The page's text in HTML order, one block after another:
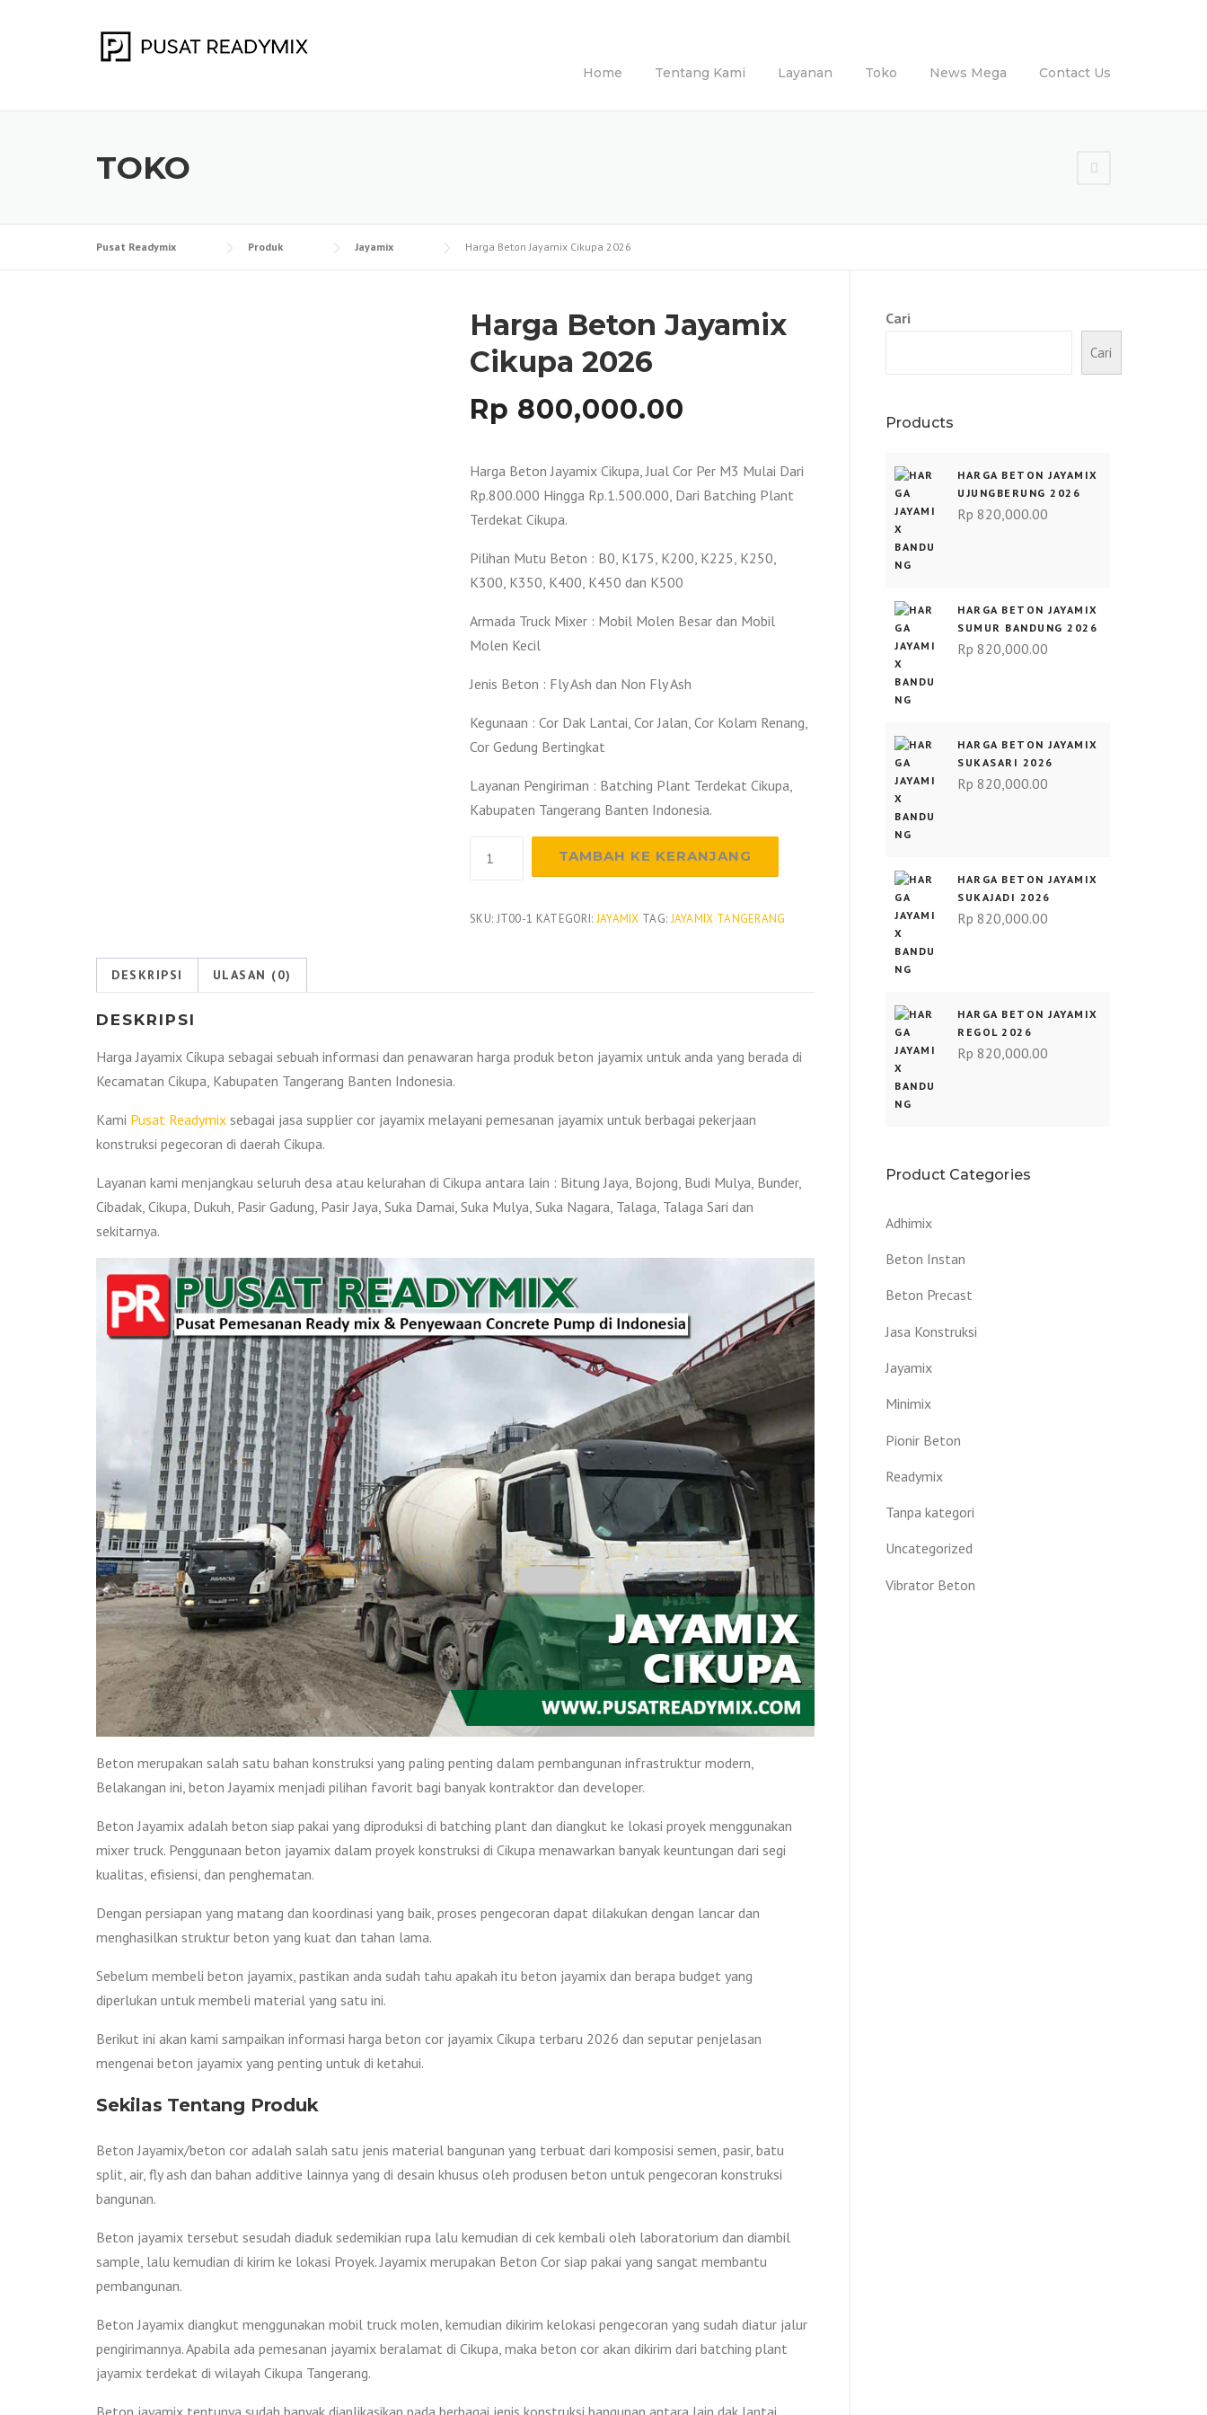
Home Tentang Kami Layanan Toko News Mega Contact Us
TOKO
Pusat Readymix Produk Jayamix Harga Beton Jayamix Cikupa 2026
Harga Beton Jayamix
Cikupa 2026
Rp 800,000.00
Harga Beton Jayamix Cikupa, Jual Cor Per M3 Mulai Dari
Rp.800.000 Hingga Rp.1.500.000, Dari Batching Plant
Terdekat Cikupa.
Pilihan Mutu Beton : B0, K175, K200, K225, K250,
K300, K350, K400, K450 dan K500
Armada Truck Mixer : Mobil Molen Besar dan Mobil
Molen Kecil
Jenis Beton : Fly Ash dan Non Fly Ash
Kegunaan : Cor Dak Lantai, Cor Jalan, Cor Kolam Renang,
Cor Gedung Bertingkat
Layanan Pengiriman : Batching Plant Terdekat Cikupa,
Kabupaten Tangerang Banten Indonesia.
Jayamix
TAMBAH KE KERANJANG
SKU: JT00-1 KATEGORI: JAYAMIX TAG: JAYAMIX TANGERANG
DESKRIPSI ULASAN (0)
DESKRIPSI
Harga Jayamix Cikupa sebagai sebuah informasi dan penawaran harga produk beton jayamix untuk anda yang berada di
Kecamatan Cikupa, Kabupaten Tangerang Banten Indonesia.
Kami Pusat Readymix sebagai jasa supplier cor jayamix melayani pemesanan jayamix untuk berbagai pekerjaan
konstruksi pegecoran di daerah Cikupa.
Layanan kami menjangkau seluruh desa atau kelurahan di Cikupa antara lain : Bitung Jaya, Bojong, Budi Mulya, Bunder,
Cibadak, Cikupa, Dukuh, Pasir Gadung, Pasir Jaya, Suka Damai, Suka Mulya, Suka Nagara, Talaga, Talaga Sari dan
sekitarnya.
Beton merupakan salah satu bahan konstruksi yang paling penting dalam pembangunan infrastruktur modern,
Belakangan ini, beton Jayamix menjadi pilihan favorit bagi banyak kontraktor dan developer.
Beton Jayamix adalah beton siap pakai yang diproduksi di batching plant dan diangkut ke lokasi proyek menggunakan
mixer truck. Penggunaan beton jayamix dalam proyek konstruksi di Cikupa menawarkan banyak keuntungan dari segi
kualitas, efisiensi, dan penghematan.
Dengan persiapan yang matang dan koordinasi yang baik, proses pengecoran dapat dilakukan dengan lancar dan
menghasilkan struktur beton yang kuat dan tahan lama.
Sebelum membeli beton jayamix, pastikan anda sudah tahu apakah itu beton jayamix dan berapa budget yang
diperlukan untuk membeli material yang satu ini.
Berikut ini akan kami sampaikan informasi harga beton cor jayamix Cikupa terbaru 2026 dan seputar penjelasan
mengenai beton jayamix yang penting untuk di ketahui.
Sekilas Tentang Produk
Beton Jayamix/beton cor adalah salah satu jenis material bangunan yang terbuat dari komposisi semen, pasir, batu
split, air, fly ash dan bahan additive lainnya yang di desain khusus oleh produsen beton untuk pengecoran konstruksi
bangunan.
Beton jayamix tersebut sesudah diaduk sedemikian rupa lalu kemudian di cek kembali oleh laboratorium dan diambil
sample, lalu kemudian di kirim ke lokasi Proyek. Jayamix merupakan Beton Cor siap pakai yang sangat membantu
pembangunan.
Beton Jayamix diangkut menggunakan mobil truck molen, kemudian dikirim kelokasi pengecoran yang sudah diatur jalur
pengirimannya. Apabila ada pemesanan jayamix beralamat di Cikupa, maka beton cor akan dikirim dari batching plant
jayamix terdekat di wilayah Cikupa Tangerang.
Beton jayamix tentunya sudah banyak diaplikasikan pada berbagai jenis konstruksi bangunan antara lain dak lantai
Cari
Cari
Products
HARGA BETON JAYAMIX
UJUNGBERUNG 2026
Rp 820,000.00
HARGA BETON JAYAMIX
SUMUR BANDUNG 2026
Rp 820,000.00
HARGA BETON JAYAMIX
SUKASARI 2026
Rp 820,000.00
HARGA BETON JAYAMIX
SUKAJADI 2026
Rp 820,000.00
HARGA BETON JAYAMIX
REGOL 2026
Rp 820,000.00
Product Categories
Adhimix
Beton Instan
Beton Precast
Jasa Konstruksi
Jayamix
Minimix
Pionir Beton
Readymix
Tanpa kategori
Uncategorized
Vibrator Beton